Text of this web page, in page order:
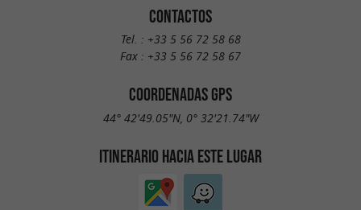
CONTACTOS
Tel. : +33 5 56 72 58 68
Fax : +33 5 56 72 58 67
COORDENADAS GPS
44° 42'49.05"N, 0° 32'21.74"W
ITINERARIO HACIA ESTE LUGAR